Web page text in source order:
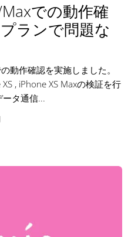
での動作確
ランで問題な
動作確認を実施しました。
, iPhone XS Maxの検証を行
タ通信...